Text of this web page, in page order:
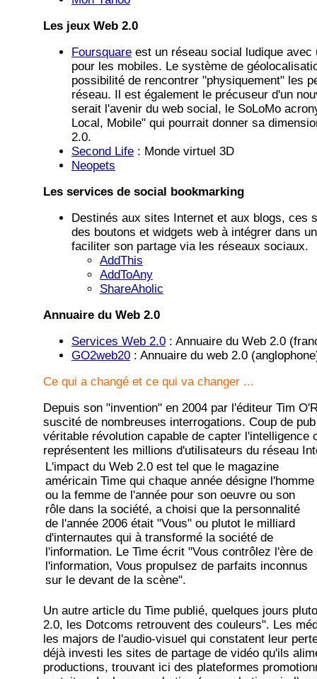
Les jeux Web 2.0
Foursquare est un réseau social ludique avec
pour les mobiles. Le système de
possibilité de rencontrer "physiquement" les
réseau. Il est également le précuseur d'un
serait l'avenir du web social, le SoLoMo
Local, Mobile" qui pourrait donner sa
2.0.
Second Life : Monde virtuel 3D
Neopets
Les services de social bookmarking
Destinés aux sites Internet et aux blogs, ces
des boutons et widgets web à intégrer dans
faciliter son partage via les réseaux sociaux.
AddThis
AddToAny
ShareAholic
Annuaire du Web 2.0
Services Web 2.0 : Annuaire du Web 2.0
GO2web20 : Annuaire du web 2.0
Ce qui a changé et ce qui va changer ...
Depuis son "invention" en 2004 par l'éditeur Tim
suscité de nombreuses interrogations. Coup de
véritable révolution capable de capter l'intelligence
représentent les millions d'utilisateurs du réseau
L'impact du Web 2.0 est tel que le magazine
américain Time qui chaque année désigne l'homme
ou la femme de l'année pour son oeuvre ou son
rôle dans la société, a choisi que la personnalité
de l'année 2006 était "Vous" ou plutot le milliard
d'internautes qui à transformé la société de
l'information. Le Time écrit "Vous contrôlez l'ère de
l'information, Vous propulsez de parfaits inconnus
sur le devant de la scène".
Un autre article du Time publié, quelques jours
2.0, les Dotcoms retrouvent des couleurs". Les
les majors de l'audio-visuel qui constatent leur
déjà investi les sites de partage de vidéo qu'ils
productions, trouvant ici des plateformes